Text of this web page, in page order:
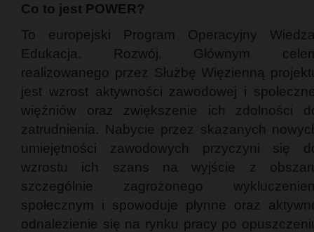
Co to jest POWER?
To europejski Program Operacyjny
Edukacja, Rozwój. Głównym
realizowanego przez Służbę Więzienną
jest wzrost aktywności zawodowej i
więźniów oraz zwiększenie ich zdolności
zatrudnienia. Nabycie przez skazanych
umiejętności zawodowych przyczyni się
wzrostu ich szans na wyjście z
szczególnie zagrożonego
społecznym i spowoduje płynne oraz
odnalezienie się na rynku pracy po